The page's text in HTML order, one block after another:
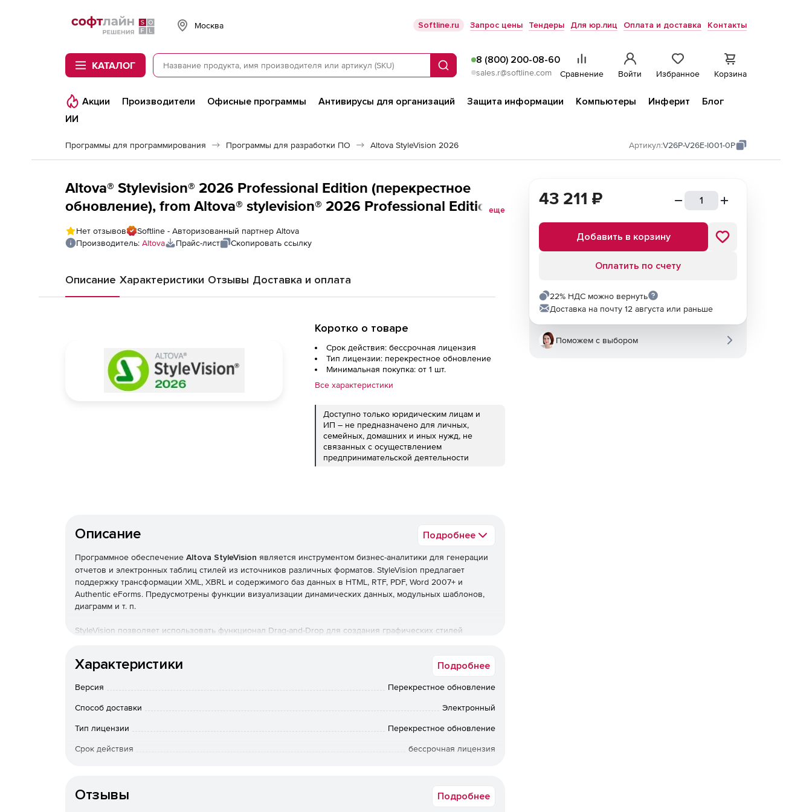
Softline
Москва Softline.ru Запрос цены Тендеры Для юр.лиц Оплата и доставка Контакты
КАТАЛОГ Поиск
8 (800) 200-08-60
sales.r@softline.com Сравнение Войти Избранное Корзина
Акции Производители Офисные программы Антивирусы для организаций Защита информации Компьютеры Инферит
Блог
ИИ
Программы для программирования Программы для разработки ПО Altova StyleVision 2026 Артикул:V26P-V26E-I001-0P
Altova® Stylevision® 2026 Professional Edition (перекрестное
обновление), from Altova® stylevision® 2026 Professional Edition
to Altova® stylevision® 2026 Enterprise Edition Installed Users (1)
еще
Нет отзывов
Softline - Авторизованный партнер Altova
Производитель: Altova Прайс-лист Скопировать ссылку
Описание Характеристики Отзывы Доставка и оплата
Коротко о товаре
Срок действия: бессрочная лицензия
Тип лицензии: перекрестное обновление
Минимальная покупка: от 1 шт.
Все характеристики
Доступно только юридическим лицам и
ИП – не предназначено для личных,
семейных, домашних и иных нужд, не
связанных с осуществлением
предпринимательской деятельности
Описание Подробнее
Программное обеспечение Altova StyleVision является инструментом бизнес-аналитики для генерации
отчетов и электронных таблиц стилей из источников различных форматов. StyleVision предлагает
поддержку трансформации XML, XBRL и содержимого баз данных в HTML, RTF, PDF, Word 2007+ и
Authentic eForms. Предусмотрены функции визуализации динамических данных, модульных шаблонов,
диаграмм и т. п.
StyleVision позволяет использовать функционал Drag-and-Drop для создания графических стилей
публикации. Программа StyleVision представлена версиями Basic, Professional и Enterprise.
Характеристики Altova StyleVision:
Рендер XBRL в HTML, RTF, PDF и Word 2007+.
Характеристики Подробнее
Версия Перекрестное обновление
Способ доставки Электронный
Тип лицензии Перекрестное обновление
Срок действия бессрочная лицензия
Отзывы Подробнее
43 211 ₽
Добавить в корзину
Оплатить по счету
22% НДС можно вернуть
Доставка на почту 12 августа или раньше
Поможем с выбором